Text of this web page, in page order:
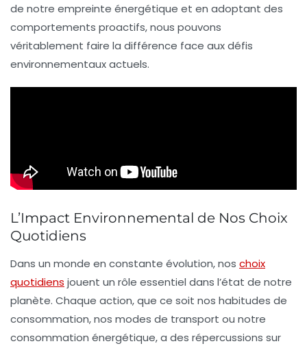
de notre empreinte énergétique et en adoptant des
comportements proactifs, nous pouvons
véritablement faire la différence face aux défis
environnementaux actuels.
L’Impact Environnemental de Nos Choix
Quotidiens
Dans un monde en constante évolution,nos choix
quotidiens jouent un rôle essentiel dans l’état de notre
planète. Chaque action, que ce soit nos habitudes de
consommation, nos modes de transport ou notre
consommation énergétique, a des répercussions sur